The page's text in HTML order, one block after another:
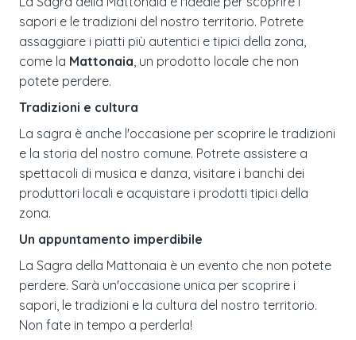
sapori e le tradizioni del nostro territorio. Potrete
assaggiare i piatti più autentici e tipici della zona,
come la Mattonaia , un prodotto locale che non
potete perdere.
Tradizioni e cultura
La sagra è anche l'occasione per scoprire le tradizioni
e la storia del nostro comune. Potrete assistere a
spettacoli di musica e danza, visitare i banchi dei
produttori locali e acquistare i prodotti tipici della
zona.
Un appuntamento imperdibile
La Sagra della Mattonaia è un evento che non potete
perdere. Sarà un'occasione unica per scoprire i
sapori, le tradizioni e la cultura del nostro territorio.
Non fate in tempo a perderla!